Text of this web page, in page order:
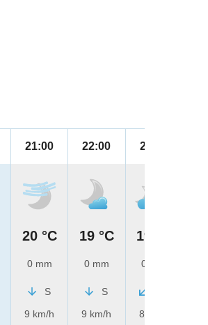
21:00
20 °C
0 mm
S
9 km/h
22:00
19 °C
0 mm
S
9 km/h
23:00
19 °C
0 mm
8 km/h